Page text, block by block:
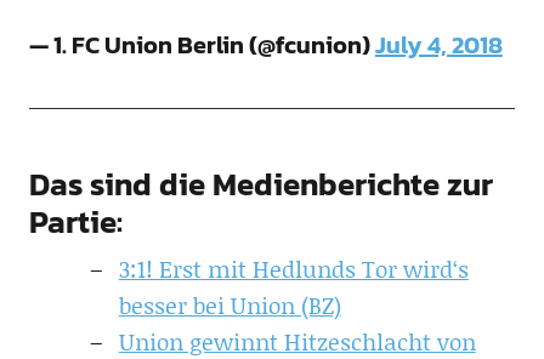
— 1. FC Union Berlin (@fcunion)July 4, 2018
Das sind die Medienberichte zur
Partie:
3:1! Erst mit Hedlunds Tor wird‘s
besser bei Union (BZ)
Union gewinnt Hitzeschlacht von